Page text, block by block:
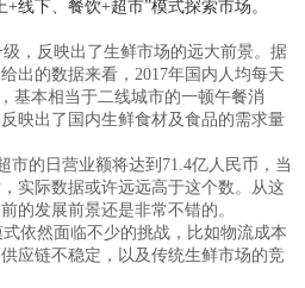
线下、餐饮+超市”模式探索市场。
，反映出了生鲜市场的远大前景。据
出的数据来看，2017年国内人均每天
基本相当于二线城市的一顿午餐消
映出了国内生鲜食材及食品的需求量
的日营业额将达到71.4亿人民币，当
实际数据或许远远高于这个数。从这
的发展前景还是非常不错的。
依然面临不少的挑战，比如物流成本
应链不稳定，以及传统生鲜市场的竞